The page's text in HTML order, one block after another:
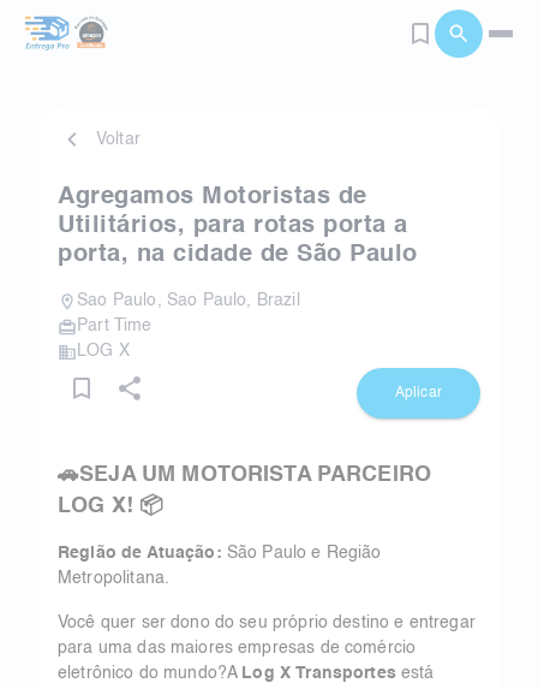
Voltar
Agregamos Motoristas de
Utilitários, para rotas porta a
porta, na cidade de São Paulo
Sao Paulo , Sao Paulo, Brazil
Part Time
LOG X
Aplicar
🚗SEJA UM MOTORISTA PARCEIRO
LOG X! 📦
Região de Atuação: São Paulo e Região
Metropolitana.
Você quer ser dono do seu próprio destino e entregar
para uma das maiores empresas de comércio
eletrônico do mundo?A Log X Transportes está